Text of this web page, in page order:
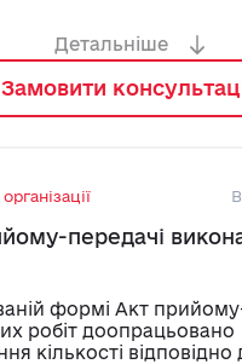
Замовити
Детальніше
передачі
формі Акт
робіт доопрацьовано
кількості відповідно